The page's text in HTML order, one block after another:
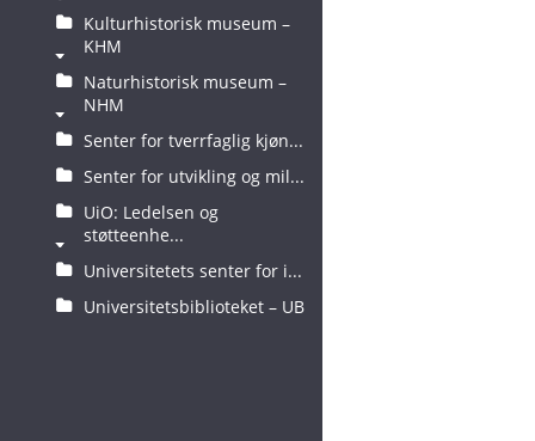
Kulturhistorisk museum –
KHM
Naturhistorisk museum –
NHM
Senter for tverrfaglig kjøn...
Senter for utvikling og mil...
UiO: Ledelsen og
støtteenhe...
Universitetets senter for i...
Universitetsbiblioteket – UB